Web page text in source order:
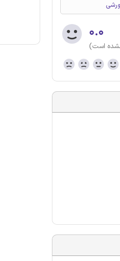
۰.۰
نشده است)